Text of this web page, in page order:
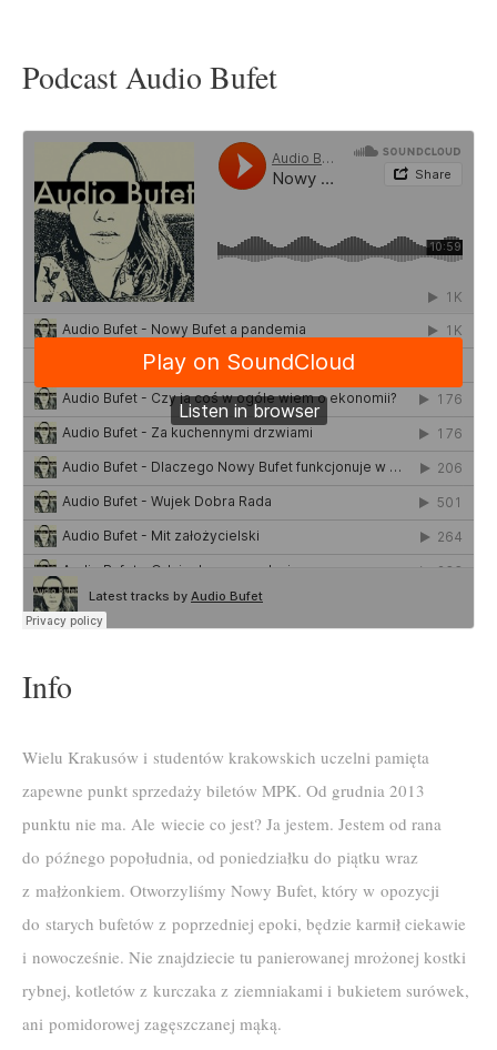
Podcast Audio Bufet
Info
Wielu Krakusów i studentów krakowskich uczelni pamięta
zapewne punkt sprzedaży biletów MPK. Od grudnia 2013
punktu nie ma. Ale wiecie co jest? Ja jestem. Jestem od rana
do późnego popołudnia, od poniedziałku do piątku wraz
z małżonkiem. Otworzyliśmy Nowy Bufet, który w opozycji
do starych bufetów z poprzedniej epoki, będzie karmił ciekawie
i nowocześnie. Nie znajdziecie tu panierowanej mrożonej kostki
rybnej, kotletów z kurczaka z ziemniakami i bukietem surówek,
ani pomidorowej zagęszczanej mąką.